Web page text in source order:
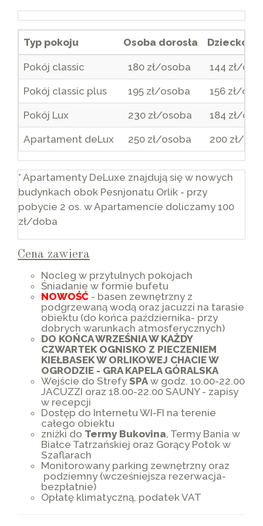
Typ pokoju Osoba dorosła Dziecko
Pokój classic 180 zł/osoba 144 zł/
Pokój classic plus 195 zł/osoba 156 zł/
Pokój Lux 230 zł/osoba 184 zł/
Apartament deLux 250 zł/osoba 200 zł/
* Apartamenty DeLuxe znajdują się w nowych
budynkach obok Pesnjonatu Orlik - przy
pobycie 2 os. w Apartamencie doliczamy 100
zł/doba
Cena zawiera
Nocleg w przytulnych pokojach
Śniadanie w formie bufetu
NOWOŚĆ - basen zewnętrzny z
podgrzewaną wodą oraz jacuzzi na tarasie
obiektu (do końca października- przy
dobrych warunkach atmosferycznych)
DO KOŃCA WRZEŚNIA W KAŻDY
CZWARTEK OGNISKO Z PIECZENIEM
KIEŁBASEK W ORLIKOWEJ CHACIE W
OGRODZIE - GRA KAPELA GÓRALSKA
Wejście do Strefy SPAw godz. 10.00-22.00
JACUZZI oraz 18.00-22.00 SAUNY - zapisy
w recepcji
Dostęp do Internetu WI-FI na terenie
całego obiektu
zniżki do Termy Bukovina, Termy Bania w
Białce Tatrzańskiej oraz Gorący Potok w
Szaflarach
Monitorowany parking zewnętrzny oraz
podziemny (wcześniejsza rezerwacja-
bezpłatnie)
Opłatę klimatyczną, podatek VAT